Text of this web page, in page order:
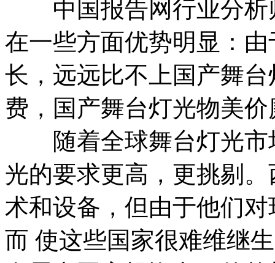
中国报告网行业分析
在一些方面优势明显：
长，远远比不上国产舞
费，国产舞台灯光物美
随着全球舞台灯光市
光的要求更高，更挑剔
术和设备，但由于他们
而 使这些国家很难维继